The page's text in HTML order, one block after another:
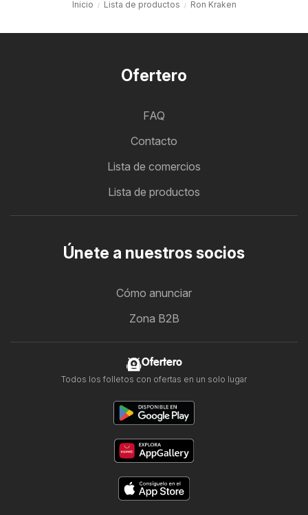
Inicio Lista de productos Ron Kraken
Ofertero
FAQ
Contacto
Lista de comercios
Lista de productos
Únete a nuestros socios
Cómo anunciar
Zona B2B
Ofertero
Todos los folletos con ofertas en un solo lugar